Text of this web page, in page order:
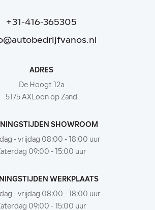
+31-416-365305
ADRES
De Hoogt 12a
5175 AXLoon op Zand
SHOWROOM
- vrijdag 08:00 - 18:00 uur
09:00 - 15:00 uur
WERKPLAATS
- vrijdag 08:00 - 18:00 uur
09:00 - 15:00 uur